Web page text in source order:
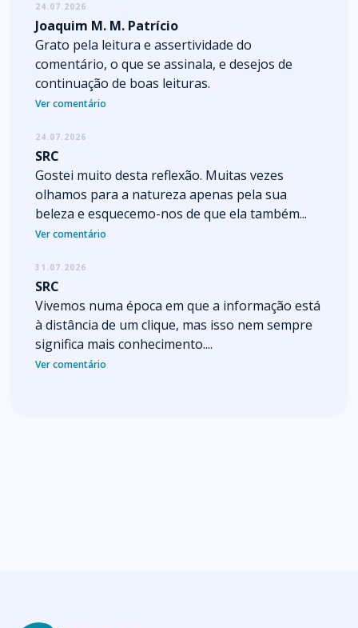
24.07.2026
Joaquim M. M. Patrício
Grato pela leitura e assertividade do
comentário, o que se assinala, e desejos de
continuação de boas leituras.
Ver comentário
24.07.2026
SRC
Gostei muito desta reflexão. Muitas vezes
olhamos para a natureza apenas pela sua
beleza e esquecemo-nos de que ela também...
Ver comentário
31.07.2026
SRC
Vivemos numa época em que a informação está
à distância de um clique, mas isso nem sempre
significa mais conhecimento....
Ver comentário